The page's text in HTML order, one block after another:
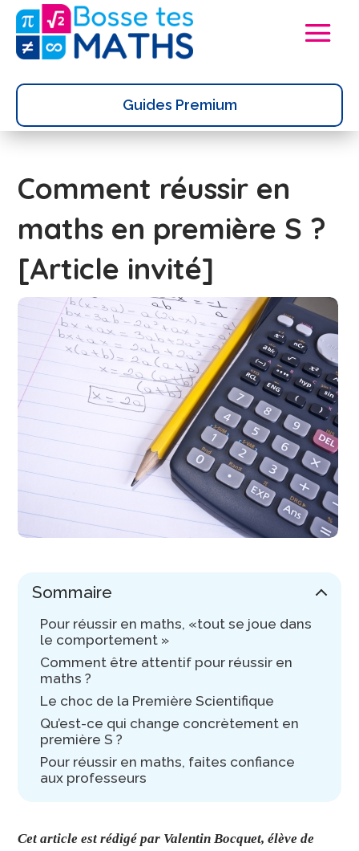
Guides Premium
Comment réussir en
maths en première S ?
[Article invité]
Sommaire
Pour réussir en maths, «tout se joue dans
le comportement »
Comment être attentif pour réussir en
maths ?
Le choc de la Première Scientifique
Qu’est-ce qui change concrètement en
première S ?
Pour réussir en maths, faites confiance
aux professeurs
Cet article est rédigé par Valentin Bocquet, élève de